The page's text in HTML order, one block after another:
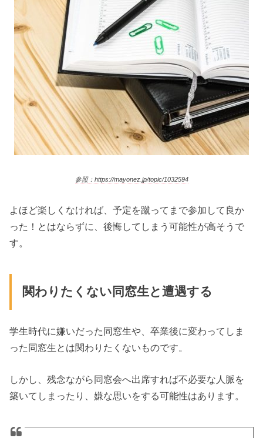
参照：https://mayonez.jp/topic/1032594
よほど楽しくなければ、予定を蹴ってまで参加して良か
った！とはならずに、後悔してしまう可能性が高そうで
す。
関わりたくない同窓生と遭遇する
学生時代に嫌いだった同窓生や、卒業後に変わってしま
った同窓生とは関わりたくないものです。
しかし、残念ながら同窓会へ出席すれば不必要な人脈を
築いてしまったり、嫌な思いをする可能性はあります。